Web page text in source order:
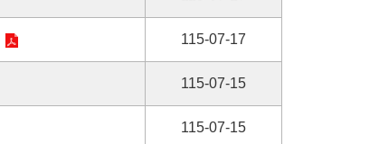
115-07-17
115-07-15
115-07-15